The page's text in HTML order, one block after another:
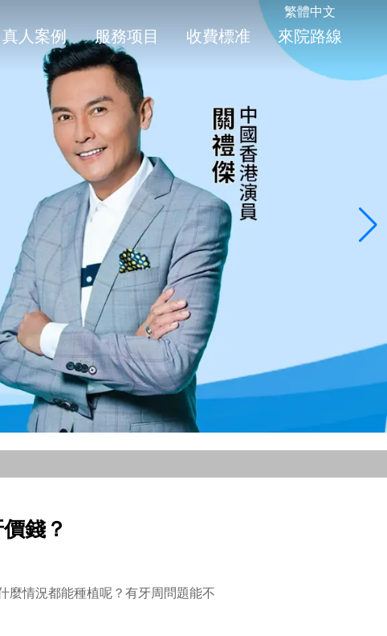
繁體中文
真人案例 服務项目 收費標准 來院路線
錢？
麼情況都能種植呢？有牙周問題能不